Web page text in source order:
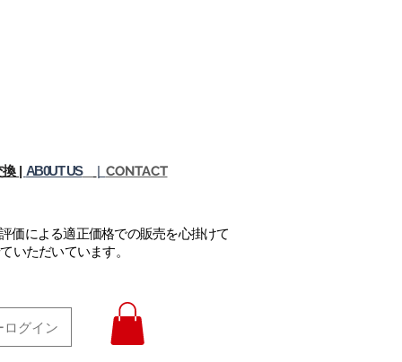
価による適正価格での販売を心掛けて
いただいています。
| AB0UT US | CONTACT
ログイン